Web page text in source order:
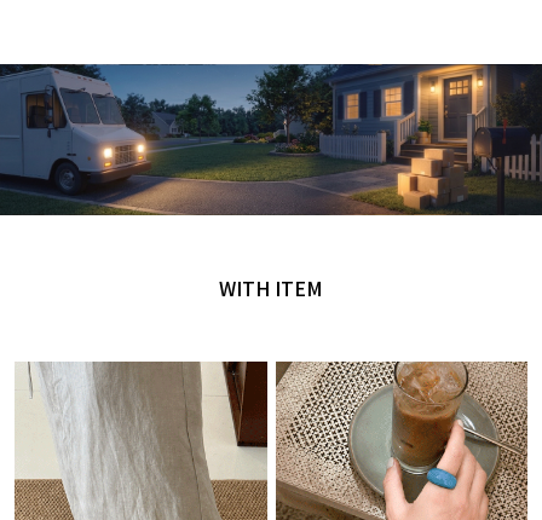
GET IT TODAY
WITH ITEM